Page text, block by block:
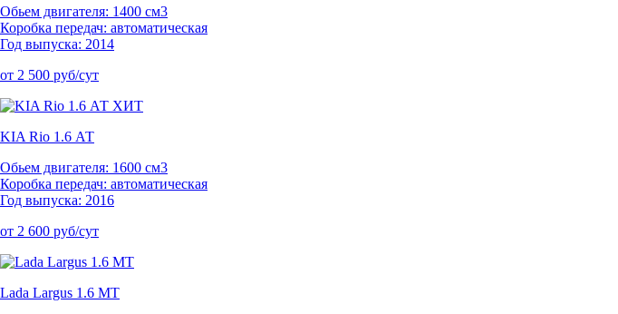
Обьем двигателя: 1400 см3
Коробка передач: автоматическая
Год выпуска: 2014
от 2 500 руб/сут
ХИТ
KIA Rio 1.6 АТ
Обьем двигателя: 1600 см3
Коробка передач: автоматическая
Год выпуска: 2016
от 2 600 руб/сут
Lada Largus 1.6 МТ